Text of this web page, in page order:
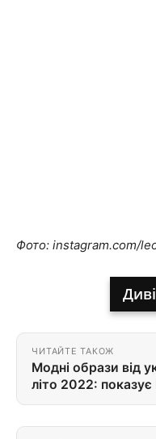
Фото: instagram.com/
ЧИТАЙТЕ ТАКОЖ
Модні образи від
літо 2022: